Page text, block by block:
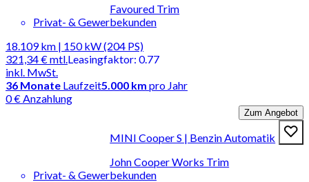
Favoured Trim
Privat- & Gewerbekunden
18.109 km | 150 kW (204 PS)
321,34 €mtl.
inkl. MwSt.
Leasingfaktor: 0.77
36 Monate Laufzeit5.000 km pro Jahr
0 € Anzahlung
Zum Angebot
MINI Cooper S | Benzin Automatik
John Cooper Works Trim
Privat- & Gewerbekunden